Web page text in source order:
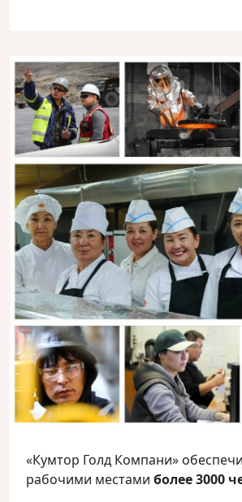
«Кумтор Голд Компани»
рабочими местами более 3000